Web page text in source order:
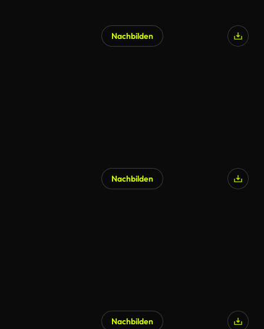
Nachbilden
Nachbilden
Nachbilden